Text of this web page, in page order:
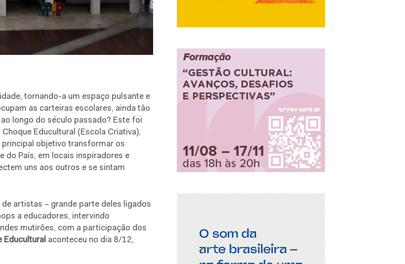
tornando-a um espaço pulsante e
as carteiras escolares, ainda tão
longo do século passado? Este foi
Educultural (Escola Criativa),
principal objetivo transformar os
do País, em locais inspiradores e
uns aos outros e se sintam
artistas – grande parte deles ligados
a educadores, intervindo
mutirões, com a participação dos
Educultural aconteceu no dia 8/12,